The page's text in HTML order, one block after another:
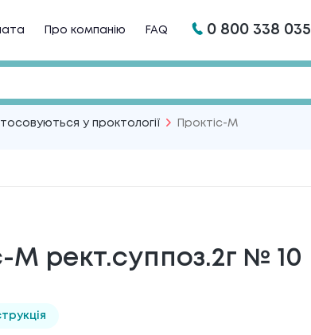
Про компанію FAQ 0 800 338 035
у проктології Проктіс-М
М рект.суппоз.2г № 10